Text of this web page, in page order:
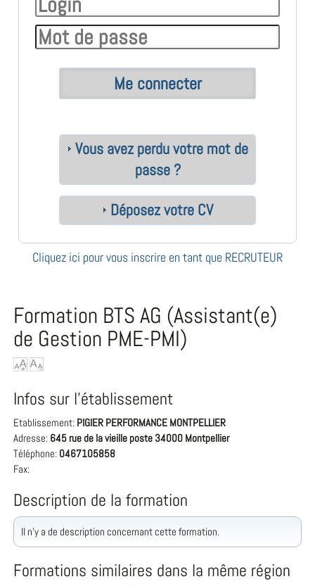
Vous avez perdu votre mot de
passe ?
Déposez votre CV
Cliquez ici pour vous inscrire en tant que RECRUTEUR
Formation BTS AG (Assistant(e)
de Gestion PME-PMI)
Infos sur l'établissement
Etablissement: PIGIER PERFORMANCE MONTPELLIER
Adresse: 645 rue de la vieille poste 34000 Montpellier
Téléphone: 0467105858
Fax:
Description de la formation
Il n'y a de description concernant cette formation.
Formations similaires dans la même région